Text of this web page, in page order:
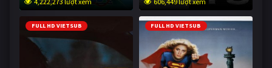
FULL HD VIETSUB FULL HD VIETSUB